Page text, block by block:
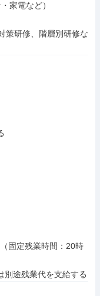
家電など）
策研修、階層別研修な
固定残業時間：20時